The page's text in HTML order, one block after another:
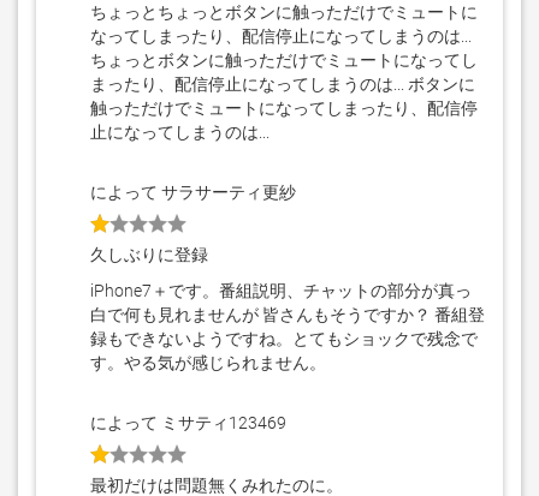
ちょっとちょっとボタンに触っただけでミュートに
なってしまったり、配信停止になってしまうのは...
ちょっとボタンに触っただけでミュートになってし
まったり、配信停止になってしまうのは... ボタンに
触っただけでミュートになってしまったり、配信停
止になってしまうのは...
によって サラサーティ更紗
久しぶりに登録
iPhone7＋です。番組説明、チャットの部分が真っ
白で何も見れませんが 皆さんもそうですか？ 番組登
録もできないようですね。とてもショックで残念で
す。やる気が感じられません。
によって ミサティ123469
最初だけは問題無くみれたのに。